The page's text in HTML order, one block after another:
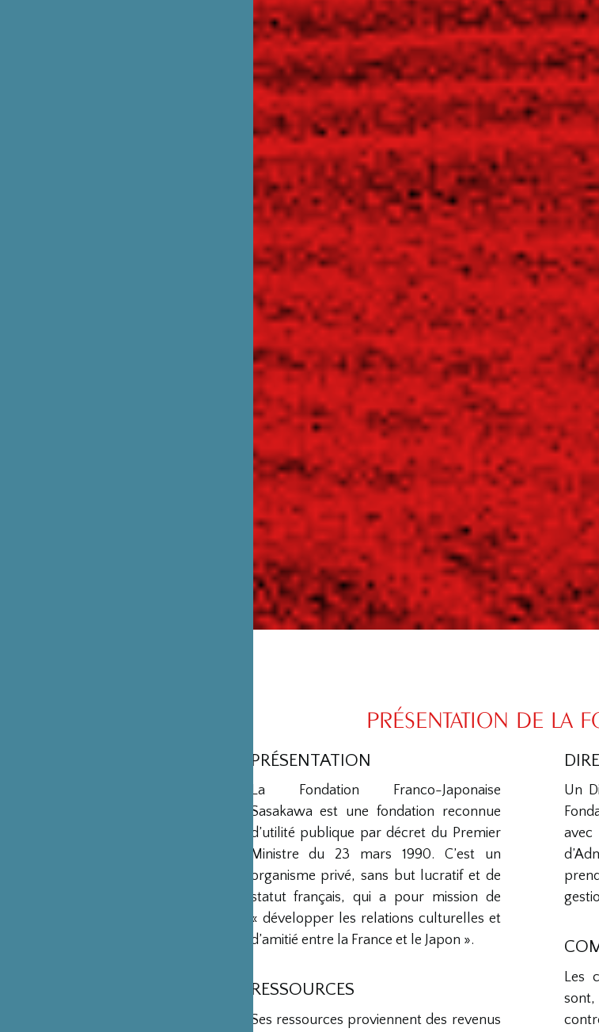
PRÉSENTATION DE LA
PRÉSENTATION
La Fondation Franco-Japonaise
Sasakawa est une fondation reconnue
d’utilité publique par décret du Premier
Ministre du 23 mars 1990. C’est un
organisme privé, sans but lucratif et de
statut français, qui a pour mission de
« développer les relations culturelles et
d’amitié entre la France et le Japon ».
RESSOURCES
Ses ressources proviennent des revenus
Un
Les
sont,